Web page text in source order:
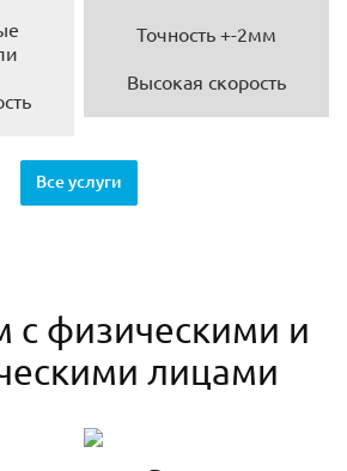
Точность +-2мм
Высокая скорость
Все услуги
с физическими и
лицами